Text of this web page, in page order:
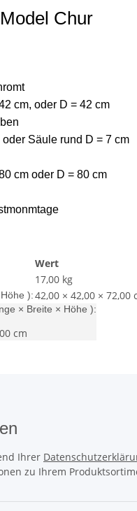
Chur
cm, oder D = 42 cm
Säule rund D = 7 cm
cm oder D = 80 cm
Wert
17,00 kg
):42,00 × 42,00 × 72,00
× Breite × Höhe ):
cm
Ihrer
zu Ihrem